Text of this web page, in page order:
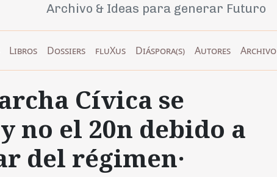
Archivo & Ideas para generar Futuro
Libros Dossiers fluXus Diáspora(s) Autores Archivo
Cívica se
no el 20n debido a
del régimen·